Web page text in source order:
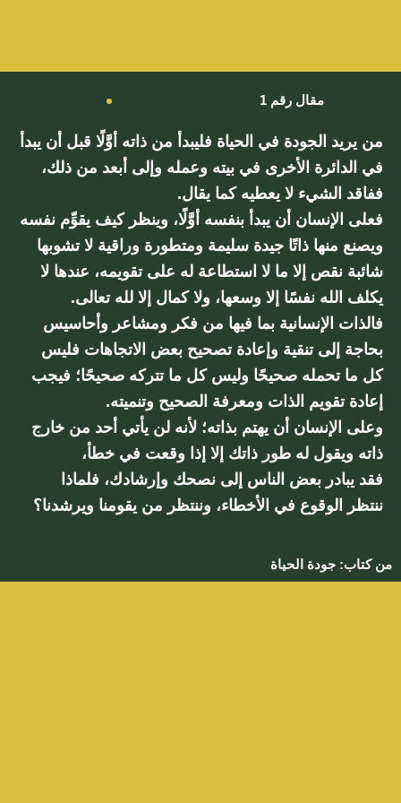
مقال رقم 1
من يريد الجودة في الحياة فليبدأ من ذاته أوَّلًا قبل أن يبدأ
في الدائرة الأخرى في بيته وعمله وإلى أبعد من ذلك،
ففاقد الشيء لا يعطيه كما يقال.
فعلى الإنسان أن يبدأ بنفسه أوَّلًا، وينظر كيف يقوِّم نفسه
ويصنع منها ذاتًا جيدة سليمة ومتطورة وراقية لا تشوبها
شائبة نقص إلا ما لا استطاعة له على تقويمه، عندها لا
يكلف الله نفسًا إلا وسعها، ولا كمال إلا لله تعالى.
فالذات الإنسانية بما فيها من فكر ومشاعر وأحاسيس
بحاجة إلى تنقية وإعادة تصحيح بعض الاتجاهات فليس
كل ما تحمله صحيحًا وليس كل ما تتركه صحيحًا؛ فيجب
إعادة تقويم الذات ومعرفة الصحيح وتنميته.
وعلى الإنسان أن يهتم بذاته؛ لأنه لن يأتي أحد من خارج
ذاته ويقول له طور ذاتك إلا إذا وقعت في خطأ،
فقد يبادر بعض الناس إلى نصحك وإرشادك، فلماذا
ننتظر الوقوع في الأخطاء، وننتظر من يقومنا ويرشدنا؟
من كتاب: جودة الحياة